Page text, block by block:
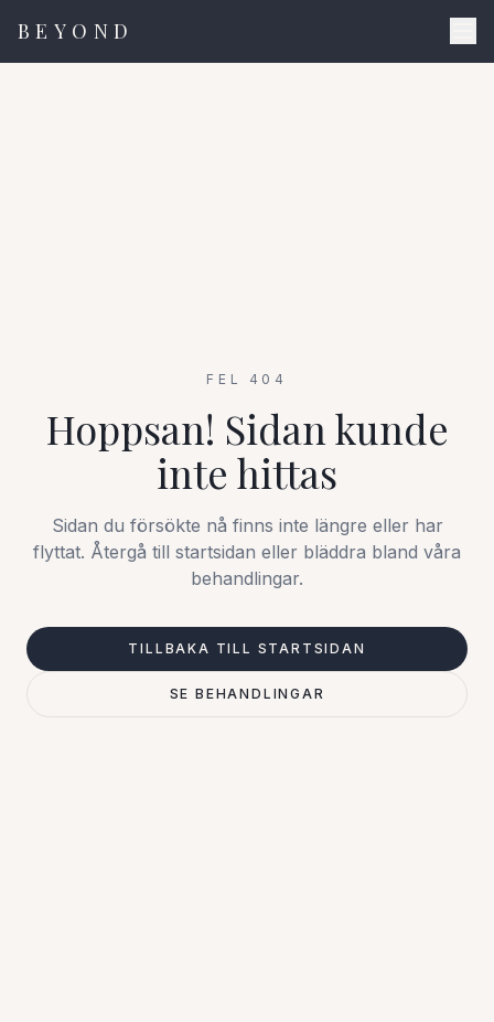
BEYOND
FEL 404
Hoppsan! Sidan kunde
inte hittas
Sidan du försökte nå finns inte längre eller har
flyttat. Återgå till startsidan eller bläddra bland våra
behandlingar.
TILLBAKA TILL STARTSIDAN
SE BEHANDLINGAR